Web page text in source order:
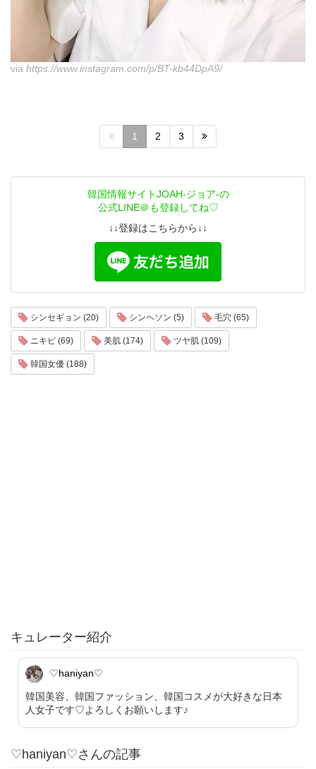
via https://www.instagram.com/p/BT-kb44DpA9/
1 2 3
韓国情報サイトJOAH-ジョア-の
公式LINE＠も登録してね♡
↓↓登録はこちらから↓↓
シンセギョン (20) シンヘソン (5) 毛穴 (65)
ニキビ (69) 美肌 (174) ツヤ肌 (109)
韓国女優 (188)
キュレーター紹介
♡haniyan♡
韓国美容、韓国ファッション、韓国コスメが大好きな日本
人女子です♡よろしくお願いします♪
♡haniyan♡さんの記事